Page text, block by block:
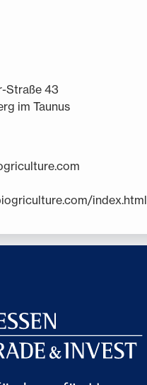
Straße 43
im Taunus
index.html